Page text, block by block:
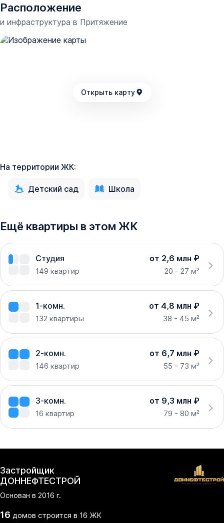
Расположение
и инфраструктура в Притяжение
Открыть карту
На территории ЖК:
Детский сад Школа
Ещё квартиры в этом ЖК
Студия от 2,6 млн ₽
149 квартир 20 - 27 м²
1-комн. от 4,8 млн ₽
132 квартиры 38 - 45 м²
2-комн. от 6,7 млн ₽
146 квартир 55 - 73 м²
3-комн. от 9,3 млн ₽
16 квартир 79 - 80 м²
Застройщик
ДОННЕФТЕСТРОЙ
Основан в 2016 г.
16 домов строится в 16 ЖК